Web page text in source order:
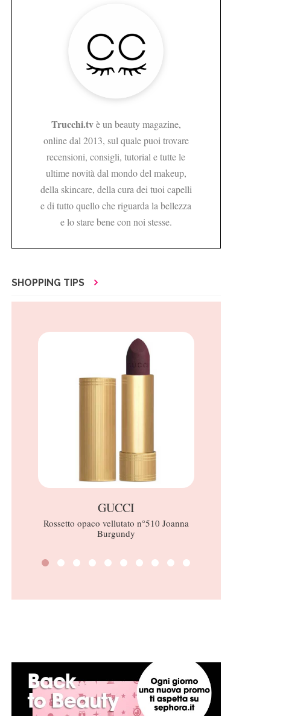
Trucchi.tvè un beauty magazine,
online dal 2013, sul quale puoi trovare
recensioni, consigli, tutorial e tutte le
ultime novità dal mondo del makeup,
della skincare, della cura dei tuoi capelli
e di tutto quello che riguarda la bellezza
e lo stare bene con noi stesse.
SHOPPING TIPS
GUCCI
Rossetto opaco vellutato n°510 Joanna
Burgundy